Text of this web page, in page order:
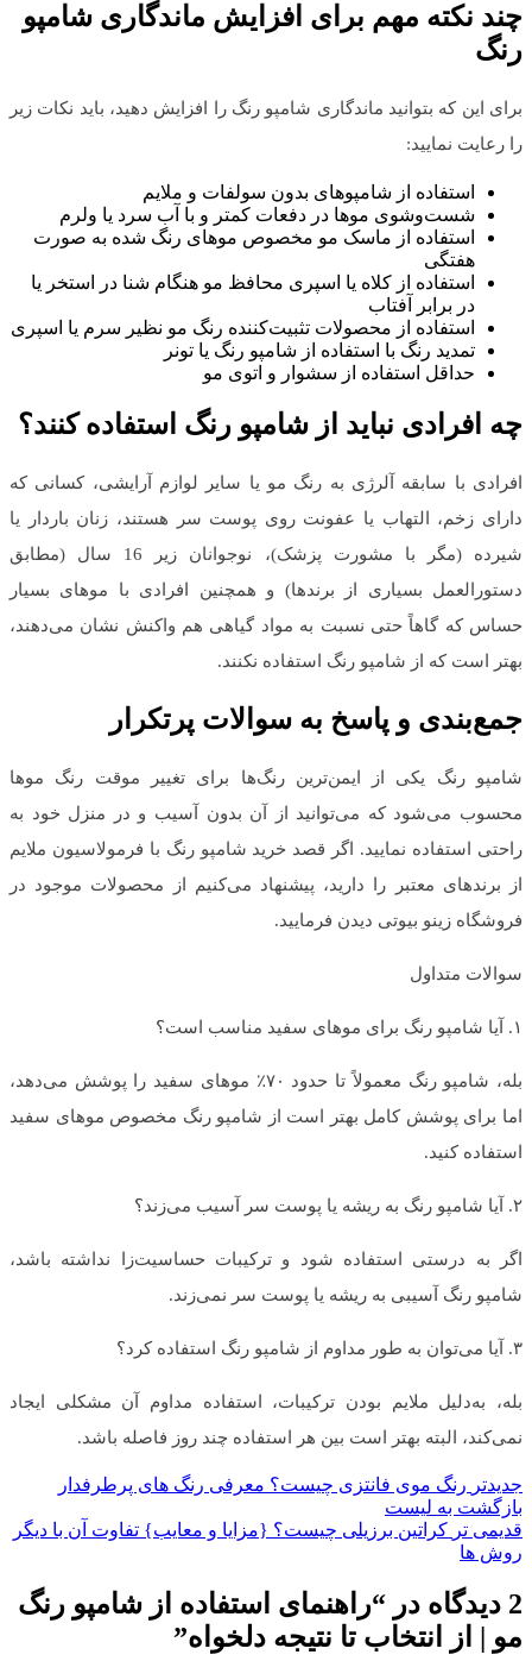
چند نکته مهم برای افزایش ماندگاری شامپو
رنگ
برای این که بتوانید ماندگاری شامپو رنگ را افزایش دهید، باید نکات زیر
را رعایت نمایید:
استفاده از شامپوهای بدون سولفات و ملایم
شست‌وشوی موها در دفعات کمتر و با آب سرد یا ولرم
استفاده از ماسک مو مخصوص موهای رنگ شده به صورت
هفتگی
استفاده از کلاه یا اسپری محافظ مو هنگام شنا در استخر یا
در برابر آفتاب
استفاده از محصولات تثبیت‌کننده رنگ مو نظیر سرم یا اسپری
تمدید رنگ با استفاده از شامپو رنگ یا تونر
حداقل استفاده از سشوار و اتوی مو
چه افرادی نباید از شامپو رنگ استفاده کنند؟
افرادی با سابقه آلرژی به رنگ مو یا سایر لوازم آرایشی، کسانی که
دارای زخم، التهاب یا عفونت روی پوست سر هستند، زنان باردار یا
شیرده (مگر با مشورت پزشک)، نوجوانان زیر 16 سال (مطابق
دستورالعمل بسیاری از برندها) و همچنین افرادی با موهای بسیار
حساس که گاهاً حتی نسبت به مواد گیاهی هم واکنش نشان می‌دهند،
بهتر است که از شامپو رنگ استفاده نکنند.
جمع‌بندی و پاسخ به سوالات پرتکرار
شامپو رنگ یکی از ایمن‌ترین رنگ‌ها برای تغییر موقت رنگ موها
محسوب می‌شود که می‌توانید از آن بدون آسیب و در منزل خود به
راحتی استفاده نمایید. اگر قصد خرید شامپو رنگ با فرمولاسیون ملایم
از برندهای معتبر را دارید، پیشنهاد می‌کنیم از محصولات موجود در
فروشگاه زینو بیوتی دیدن فرمایید.
سوالات متداول
۱. آیا شامپو رنگ برای موهای سفید مناسب است؟
بله، شامپو رنگ معمولاً تا حدود ۷۰٪ موهای سفید را پوشش می‌دهد،
اما برای پوشش کامل بهتر است از شامپو رنگ مخصوص موهای سفید
استفاده کنید.
۲. آیا شامپو رنگ به ریشه یا پوست سر آسیب می‌زند؟
اگر به درستی استفاده شود و ترکیبات حساسیت‌زا نداشته باشد،
شامپو رنگ آسیبی به ریشه یا پوست سر نمی‌زند.
۳. آیا می‌توان به طور مداوم از شامپو رنگ استفاده کرد؟
بله، به‌دلیل ملایم بودن ترکیبات، استفاده مداوم آن مشکلی ایجاد
نمی‌کند، البته بهتر است بین هر استفاده چند روز فاصله باشد.
جدیدتر رنگ موی فانتزی چیست؟ معرفی رنگ های پرطرفدار
بازگشت به لیست
قدیمی تر کراتین برزیلی چیست؟ {مزایا و معایب} تفاوت آن با دیگر
روش ها
2 دیدگاه در “
راهنمای استفاده از شامپو رنگ
مو | از انتخاب تا نتیجه دلخواه”